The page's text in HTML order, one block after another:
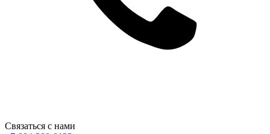
Связаться с нами